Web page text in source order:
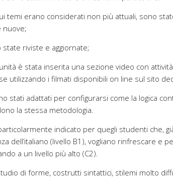
temi erano considerati non più attuali, sono
nuove;
riviste e aggiornate;
è stata inserita una sezione video con
utilizzando i filmati disponibili on line sul sito
stati adattati per configurarsi come la logica
la stessa metodologia.
indicato per quegli studenti che,
dell’italiano (livello B1), vogliano rinfrescare e
a un livello più alto (C2).
di forme, costrutti sintattici, stilemi molto